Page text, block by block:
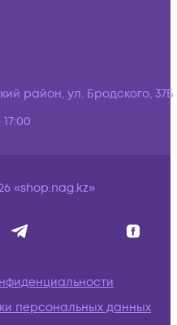
район, ул. Бродского, 37Б
«shop.nag.kz»
персональных данных